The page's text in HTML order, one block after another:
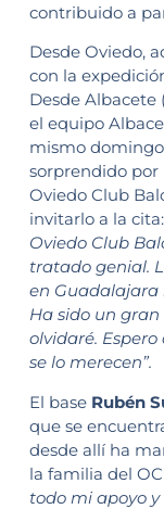
contribuido a
Desde Oviedo,
con la
Desde
el equipo
mismo
sorprendido por
Oviedo Club
invitarlo a la cita:
Oviedo Club
tratado genial.
en Guadalajara
Ha sido un
olvidaré.
se lo merecen”.
El base Rubén
que se
desde allí ha
la familia del
todo mi apoyo